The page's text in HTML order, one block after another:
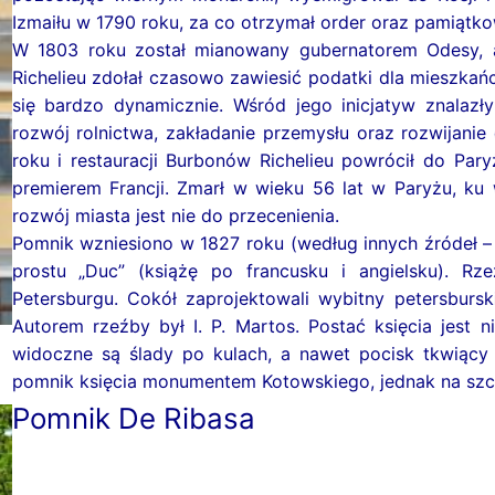
Odeskim”
centrum miasta
mosty Odesy
i zjazdy
Murale
zoologiczne
rozrywkowe
Lotnisko
miejskiego. Taksówki
miejskiego w Odesie
zrobić w Zaporożu
zrobić w obwodzie Żytomierskim
zrobić w Humaniu
podczas alarmu lotniczego w Odesie
jeśli znajdziesz się pod gruzami?
Izmaiłu w 1790 roku, za co otrzymał order oraz
W 1803 roku został mianowany gubernatorem
Richelieu zdołał czasowo zawiesić podatki dla
się bardzo dynamicznie. Wśród jego inicjatyw
rozwój rolnictwa, zakładanie przemysłu oraz
roku i restauracji Burbonów Richelieu powrócił do
premierem Francji. Zmarł w wieku 56 lat w Paryżu,
rozwój miasta jest nie do przecenienia.
Pomnik wzniesiono w 1827 roku (według innych
prostu „Duc” (książę po francusku i angielsku).
Petersburgu. Cokół zaprojektowali wybitny
Autorem rzeźby był I. P. Martos. Postać księcia jest
widoczne są ślady po kulach, a nawet pocisk
pomnik księcia monumentem Kotowskiego, jednak na
Pomnik De Ribasa